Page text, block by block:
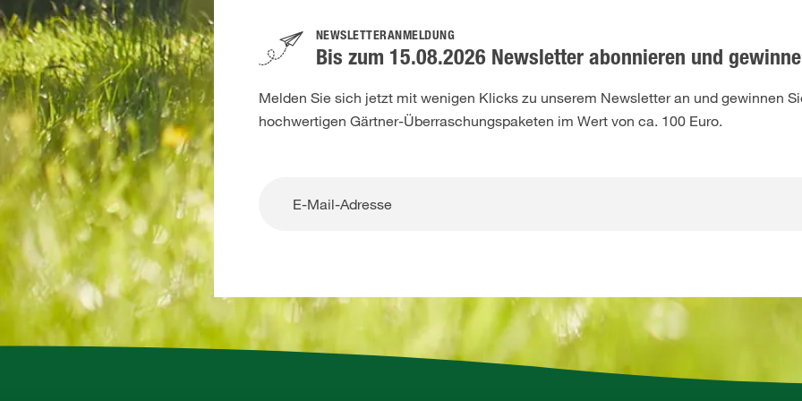
NEWSLETTERANMELDUNG
Bis zum 15.08.2026 Newsletter abonnieren und
Melden Sie sich jetzt mit wenigen Klicks zu unserem Newsletter an und gewinnen
hochwertigen Gärtner-Überraschungspaketen im Wert von ca. 100 Euro.